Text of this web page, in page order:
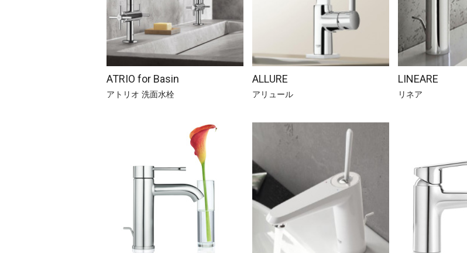
ATRIO for Basin
アトリオ 洗面水栓
ALLURE
アリュール
LINEARE
リネア